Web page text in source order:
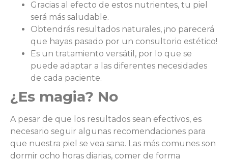
Gracias al efecto de estos nutrientes, tu piel
será más saludable.
Obtendrás resultados naturales, ¡no parecerá
que hayas pasado por un consultorio estético!
Es un tratamiento versátil, por lo que se
puede adaptar a las diferentes necesidades
de cada paciente.
¿Es magia? No
A pesar de que los resultados sean efectivos, es
necesario seguir algunas recomendaciones para
que nuestra piel se vea sana. Las más comunes son
dormir ocho horas diarias, comer de forma